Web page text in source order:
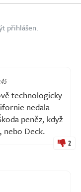
přihlášen.
technologicky
nedala
peněz, když
nebo Deck.
2